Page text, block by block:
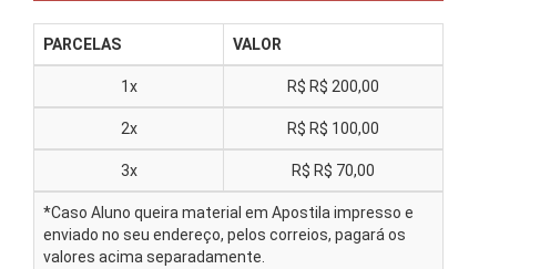
PARCELAS VALOR
1x R$ R$ 200,00
2x R$ R$ 100,00
3x R$ R$ 70,00
*Caso Aluno queira material em Apostila impresso e
enviado no seu endereço, pelos correios, pagará os
valores acima separadamente.